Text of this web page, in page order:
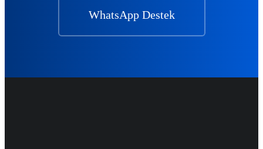
WhatsApp Destek